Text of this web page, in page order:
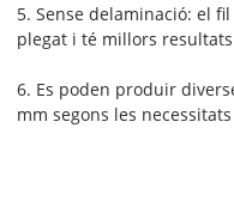
5. Sense delaminació: el
plegat i té millors
6. Es poden produir
mm segons les